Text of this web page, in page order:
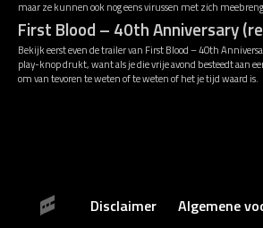
maar ze kunnen ook nog eens virussen met zich
First Blood – 40th Anniversary
Bekijk eerst even de trailer van First Blood – 40th
play-knop drukt, want als je die vrije avond besteedt aan
om van tevoren te weten of te weten of het je tijd waard is.
Disclaimer Algemene